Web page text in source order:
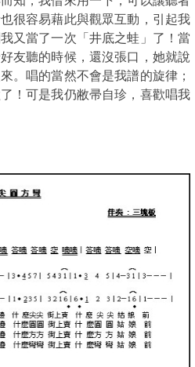
很容易藉此與觀眾互動，引起我
又當了一次「井底之蛙」了！當
友聽的時候，還沒張口，她就說
。唱的當然不會是我譜的旋律；
！可是我仍敝帚自珍，喜歡唱我